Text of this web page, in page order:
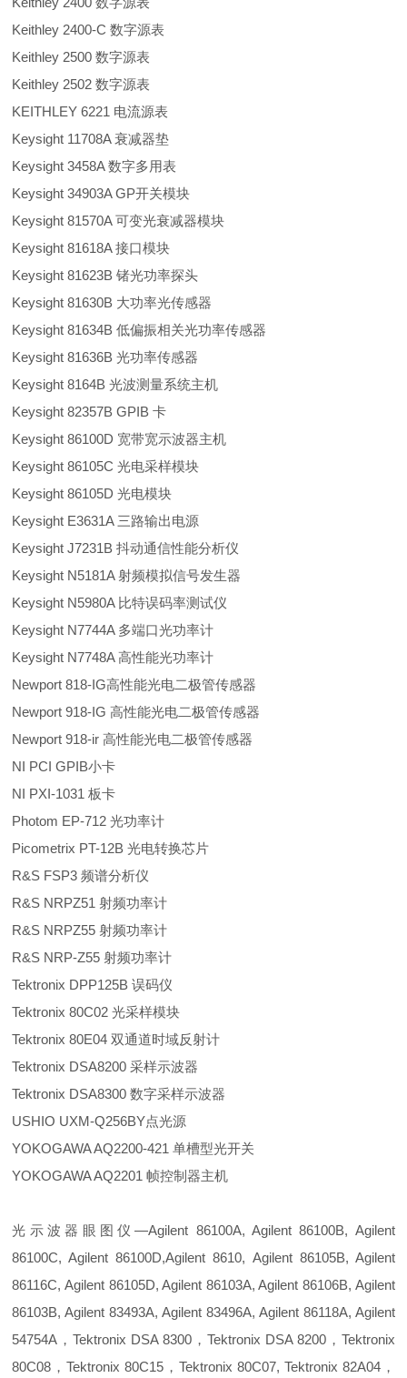
Keithley 2400-C 数字源表
Keithley 2500 数字源表
Keithley 2502 数字源表
KEITHLEY 6221 电流源表
Keysight 11708A 衰减器垫
Keysight 3458A 数字多用表
Keysight 34903A GP开关模块
Keysight 81570A 可变光衰减器模块
Keysight 81618A 接口模块
Keysight 81623B 锗光功率探头
Keysight 81630B 大功率光传感器
Keysight 81634B 低偏振相关光功率传感器
Keysight 81636B 光功率传感器
Keysight 8164B 光波测量系统主机
Keysight 82357B GPIB 卡
Keysight 86100D 宽带宽示波器主机
Keysight 86105C 光电采样模块
Keysight 86105D 光电模块
Keysight E3631A 三路输出电源
Keysight J7231B 抖动通信性能分析仪
Keysight N5181A 射频模拟信号发生器
Keysight N5980A 比特误码率测试仪
Keysight N7744A 多端口光功率计
Keysight N7748A 高性能光功率计
Newport 818-IG高性能光电二极管传感器
Newport 918-IG 高性能光电二极管传感器
Newport 918-ir 高性能光电二极管传感器
NI PCI GPIB小卡
NI PXI-1031 板卡
Photom EP-712 光功率计
Picometrix PT-12B 光电转换芯片
R&S FSP3 频谱分析仪
R&S NRPZ51 射频功率计
R&S NRPZ55 射频功率计
R&S NRP-Z55 射频功率计
Tektronix DPP125B 误码仪
Tektronix 80C02 光采样模块
Tektronix 80E04 双通道时域反射计
Tektronix DSA8200 采样示波器
Tektronix DSA8300 数字采样示波器
USHIO UXM-Q256BY点光源
YOKOGAWA AQ2200-421 单槽型光开关
YOKOGAWA AQ2201 帧控制器主机
光示波器眼图仪—Agilent 86100A, Agilent 86100B, Agilent
86100C, Agilent 86100D,Agilent 8610, Agilent 86105B, Agilent
86116C, Agilent 86105D, Agilent 86103A, Agilent 86106B, Agilent
86103B, Agilent 83493A, Agilent 83496A, Agilent 86118A, Agilent
54754A，Tektronix DSA 8300，Tektronix DSA 8200，Tektronix
80C08，Tektronix 80C15，Tektronix 80C07, Tektronix 82A04，